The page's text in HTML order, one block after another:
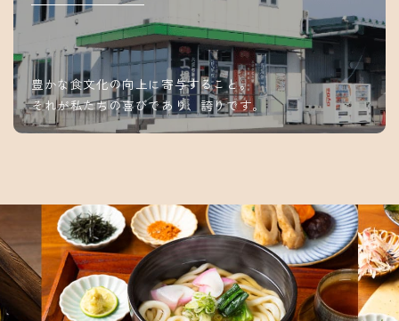
豊かな食文化の向上に寄与すること。
それが私たちの喜びであり、誇りです。